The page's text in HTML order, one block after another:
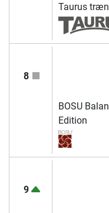
Taurus
8
BOSU
Edition
9